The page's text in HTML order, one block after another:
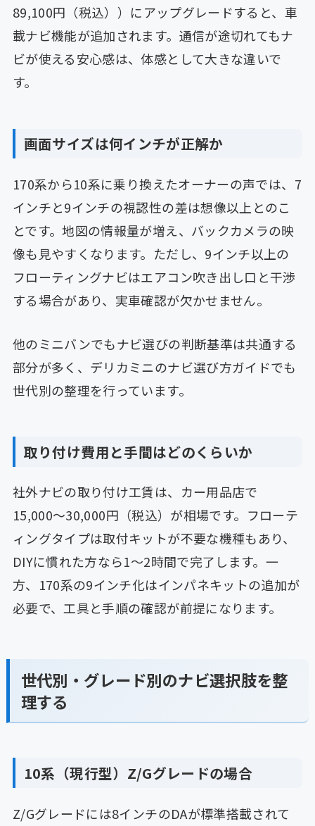
89,100円（税込））にアップグレードすると、車
載ナビ機能が追加されます。通信が途切れてもナ
ビが使える安心感は、体感として大きな違いで
す。
画面サイズは何インチが正解か
170系から10系に乗り換えたオーナーの声では、7
インチと9インチの視認性の差は想像以上とのこ
とです。地図の情報量が増え、バックカメラの映
像も見やすくなります。ただし、9インチ以上の
フローティングナビはエアコン吹き出し口と干渉
する場合があり、実車確認が欠かせません。
他のミニバンでもナビ選びの判断基準は共通する
部分が多く、デリカミニのナビ選び方ガイドでも
世代別の整理を行っています。
取り付け費用と手間はどのくらいか
社外ナビの取り付け工賃は、カー用品店で
15,000〜30,000円（税込）が相場です。フローテ
ィングタイプは取付キットが不要な機種もあり、
DIYに慣れた方なら1〜2時間で完了します。一
方、170系の9インチ化はインパネキットの追加が
必要で、工具と手順の確認が前提になります。
世代別・グレード別のナビ選択肢を整
理する
10系（現行型）Z/Gグレードの場合
Z/Gグレードには8インチのDAが標準搭載されて